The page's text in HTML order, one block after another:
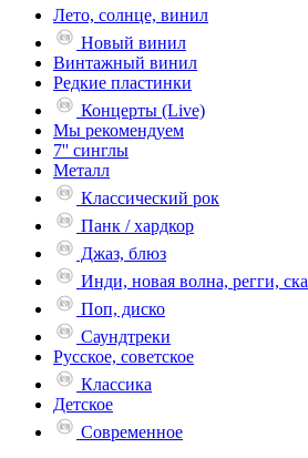
Лето, солнце, винил
Новый винил
Винтажный винил
Редкие пластинки
Концерты (Live)
Мы рекомендуем
7'' синглы
Металл
Классический рок
Панк / хардкор
Джаз, блюз
Инди, новая волна, регги, ска
Поп, диско
Саундтреки
Русское, советское
Классика
Детское
Современное